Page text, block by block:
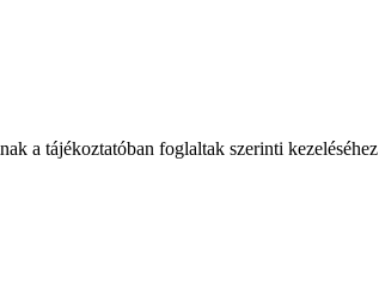
a tájékoztatóban foglaltak szerinti kezeléséhez